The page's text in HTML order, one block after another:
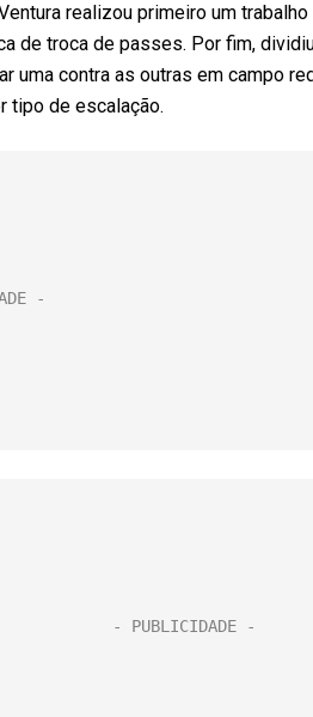
realizou primeiro um trabalho
de troca de passes. Por fim,
uma contra as outras em campo
tipo de escalação.